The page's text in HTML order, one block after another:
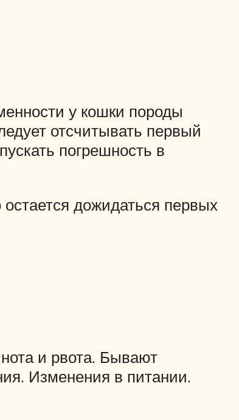
у кошки породы
отсчитывать первый
погрешность в
дожидаться первых
и рвота. Бывают
Изменения в питании.